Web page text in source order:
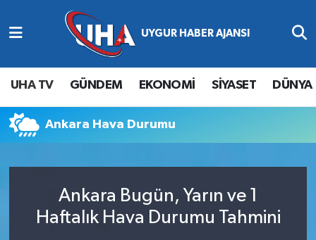
UHA TV GÜNDEM EKONOMİ SİYASET DÜNYA
Ankara Hava Durumu
Ankara Bugün, Yarın ve 1
Haftalık Hava Durumu Tahmini
Abone Ol
Gündem
Ekonomi
Siyaset
Nöbetçi Eczaneler
Hava Durumu
Namaz Vakitleri
Süper Lig Puan Durumu ve Fikstür